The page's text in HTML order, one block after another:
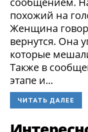
похожий на
Женщина
вернутся. Она
которые
Также в
этапе и...
ЧИТАТЬ ДАЛЕЕ